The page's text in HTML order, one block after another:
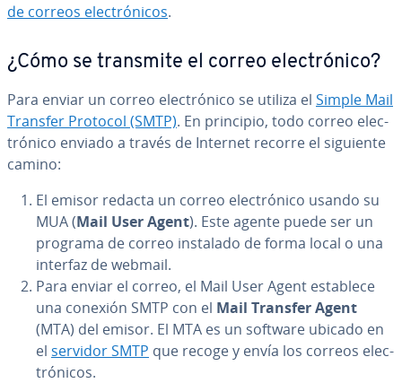
de correos ele­c­tró­ni­cos.
¿Cómo se transmite el correo ele­c­tró­ni­co?
Para enviar un correo ele­c­tró­ni­co se utiliza el Simple Mail
Transfer Protocol (SMTP). En principio, todo correo ele­c­
tró­ni­co enviado a través de Internet recorre el siguiente
camino:
El emisor redacta un correo ele­c­tró­ni­co usando su
MUA (Mail User Agent). Este agente puede ser un
programa de correo instalado de forma local o una
interfaz de webmail.
Para enviar el correo, el Mail User Agent establece
una conexión SMTP con el Mail Transfer Agent
(MTA) del emisor. El MTA es un software ubicado en
el servidor SMTP que recoge y envía los correos ele­c­
tró­ni­cos.